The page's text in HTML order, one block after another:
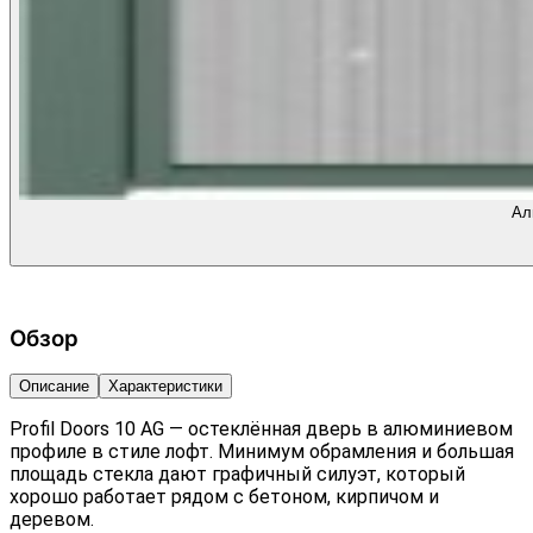
Обзор
Описание Характеристики
Profil Doors 10 AG — остеклённая дверь в алюминиевом
профиле в стиле лофт. Минимум обрамления и большая
площадь стекла дают графичный силуэт, который
хорошо работает рядом с бетоном, кирпичом и
деревом.